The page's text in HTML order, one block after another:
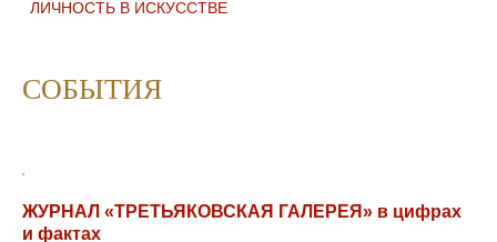
ЛИЧНОСТЬ В ИСКУССТВЕ
СОБЫТИЯ
ЖУРНАЛ «ТРЕТЬЯКОВСКАЯ ГАЛЕРЕЯ» в цифрах
и фактах